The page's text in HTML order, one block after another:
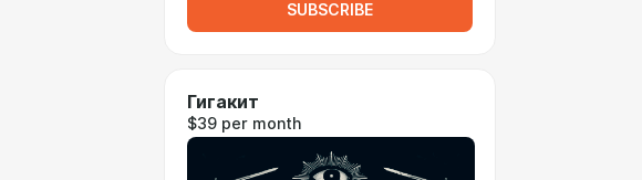
SUBSCRIBE
Гигакит
$39 per month